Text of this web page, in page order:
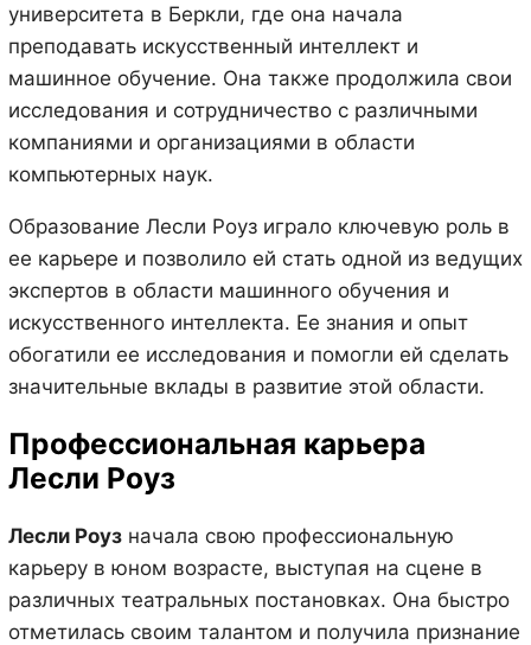
университета в Беркли, где она начала
преподавать искусственный интеллект и
машинное обучение. Она также продолжила свои
исследования и сотрудничество с различными
компаниями и организациями в области
компьютерных наук.
Образование Лесли Роуз играло ключевую роль в
ее карьере и позволило ей стать одной из ведущих
экспертов в области машинного обучения и
искусственного интеллекта. Ее знания и опыт
обогатили ее исследования и помогли ей сделать
значительные вклады в развитие этой области.
Профессиональная карьера
Лесли Роуз
Лесли Роузначала свою профессиональную
карьеру в юном возрасте, выступая на сцене в
различных театральных постановках. Она быстро
отметилась своим талантом и получила признание